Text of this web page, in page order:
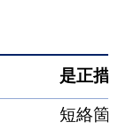
是正措置
短絡箇